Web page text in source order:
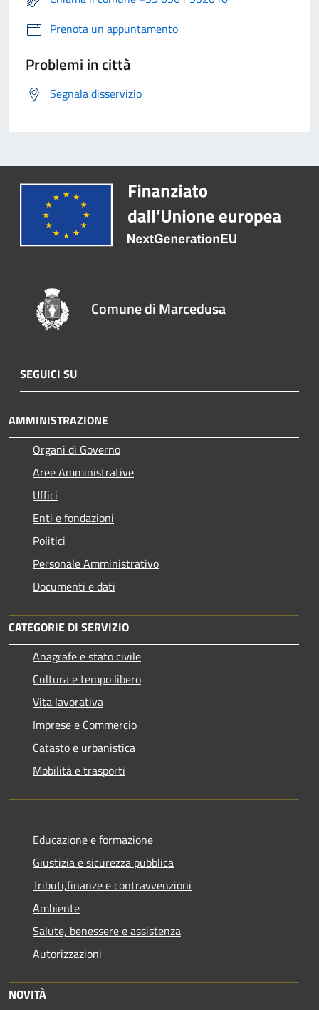
Prenota un appuntamento
Problemi in città
Segnala disservizio
Comune di Marcedusa
SEGUICI SU
AMMINISTRAZIONE
Organi di Governo
Aree Amministrative
Uffici
Enti e fondazioni
Politici
Personale Amministrativo
Documenti e dati
CATEGORIE DI SERVIZIO
Anagrafe e stato civile
Cultura e tempo libero
Vita lavorativa
Imprese e Commercio
Catasto e urbanistica
Mobilità e trasporti
Educazione e formazione
Giustizia e sicurezza pubblica
Tributi,finanze e contravvenzioni
Ambiente
Salute, benessere e assistenza
Autorizzazioni
NOVITÀ